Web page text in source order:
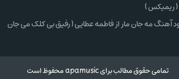
ریمیکس )
آهنگ مه جان مار از فاطمه عطایی ( رفیق بی کلک می جان
تمامی حقوق مطالب برای apamusic محفوظ است